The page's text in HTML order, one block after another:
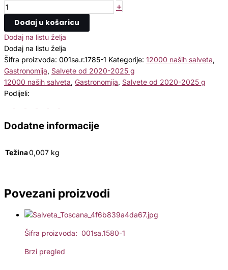
+
Dodaj u košaricu
Dodaj na listu želja
Dodaj na listu želja
Šifra proizvoda: 001sa.r.1785-1 Kategorije: 12000 naših salveta,
Gastronomija, Salvete od 2020-2025 g
12000 naših salveta, Gastronomija, Salvete od 2020-2025 g
Podijeli:
Dodatne informacije
Težina0,007 kg
Povezani proizvodi
Šifra proizvoda: 001sa.1580-1
Brzi pregled